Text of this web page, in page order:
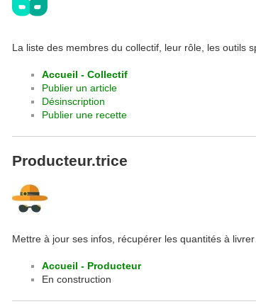
La liste des membres du collectif, leur rôle, les outils
Accueil - Collectif
Publier un article
Désinscription
Publier une recette
Producteur.trice
Mettre à jour ses infos, récupérer les quantités à
Accueil - Producteur
En construction